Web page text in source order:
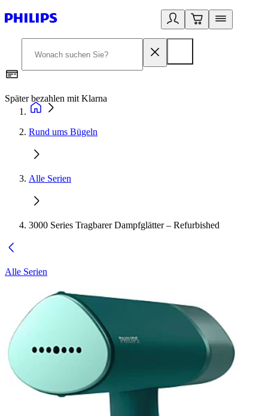
Später bezahlen mit Klarna
Rund ums Bügeln
Alle Serien
3000 Series Tragbarer Dampfglätter – Refurbished
Alle Serien